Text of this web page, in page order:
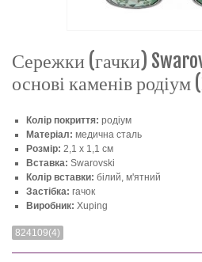
Сережки (гачки)
основі каменів
Колір покриття: родіум
Матеріал: медична сталь
Розмір: 2,1 х 1,1 см
Вставка: Swarovski
Колір вставки: білий, м'ятний
Застібка: гачок
Виробник: Xuping
824109(4)